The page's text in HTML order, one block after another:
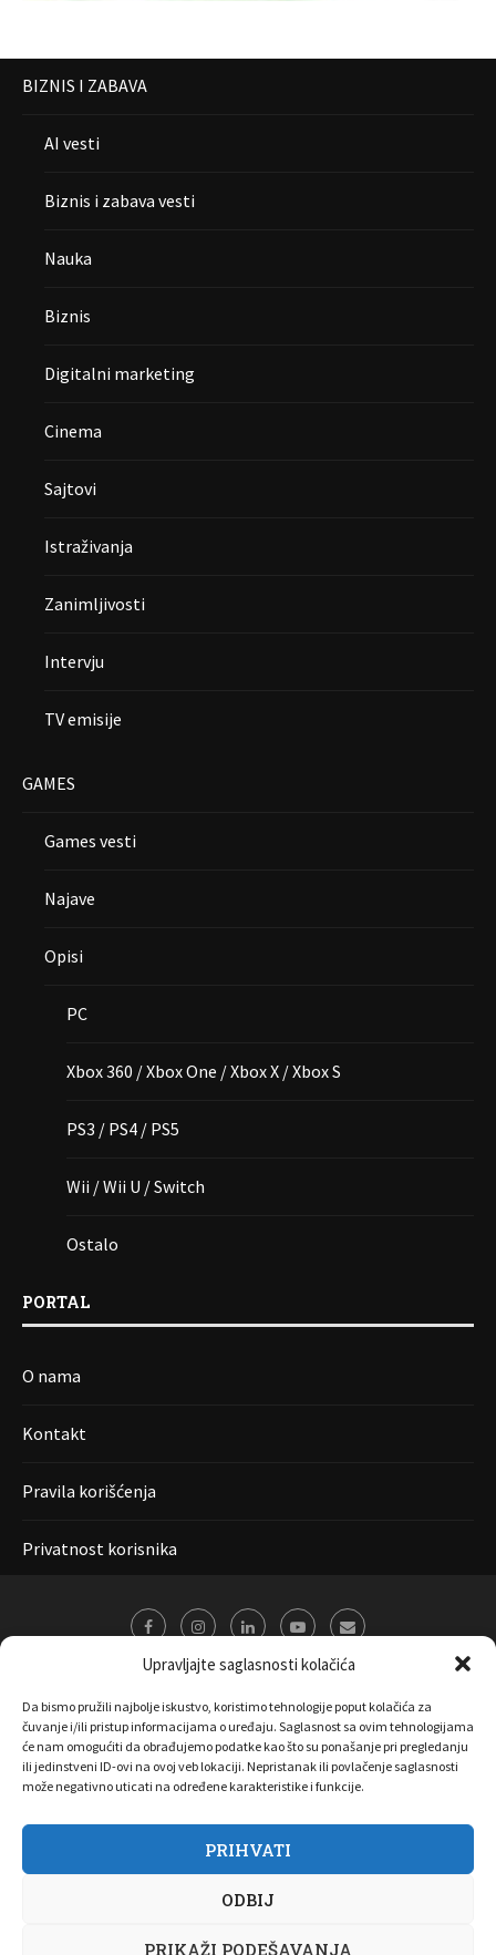
Upravljajte saglasnosti kolačića
Da bismo pružili najbolje iskustvo, koristimo tehnologije poput kolačića za
čuvanje i/ili pristup informacijama o uređaju. Saglasnost sa ovim tehnologijama
će nam omogućiti da obrađujemo podatke kao što su ponašanje pri pregledanju
ili jedinstveni ID-ovi na ovoj veb lokaciji. Nepristanak ili povlačenje saglasnosti
može negativno uticati na određene karakteristike i funkcije.
PRIHVATI
ODBIJ
PRIKAŽI PODEŠAVANJA
BIZNIS I ZABAVA
AI vesti
Biznis i zabava vesti
Nauka
Biznis
Digitalni marketing
Cinema
Sajtovi
Istraživanja
Zanimljivosti
Intervju
TV emisije
GAMES
Games vesti
Najave
Opisi
PC
Xbox 360 / Xbox One / Xbox X / Xbox S
PS3 / PS4 / PS5
Wii / Wii U / Switch
Ostalo
PORTAL
O nama
Kontakt
Pravila korišćenja
Privatnost korisnika
O nama Marketing Kontakt FAQ
Privatnost korisnika
Pravila korišćenja